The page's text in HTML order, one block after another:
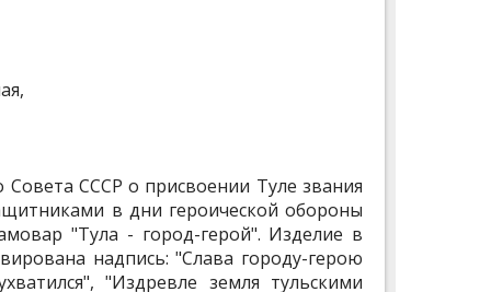
Совета СССР о присвоении Туле звания
в дни героической обороны
"Тула - город-герой". Изделие в
надпись: "Слава городу-герою
"Издревле земля тульскими